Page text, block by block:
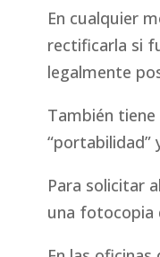
En cualquier
rectificarla si
legalmente
También
“portabilidad”
Para solicitar
una fotocopia